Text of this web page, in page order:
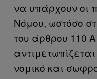
να υπάρχουν οι
Νόμου, ωστόσο
του άρθρου 110
νομικό και